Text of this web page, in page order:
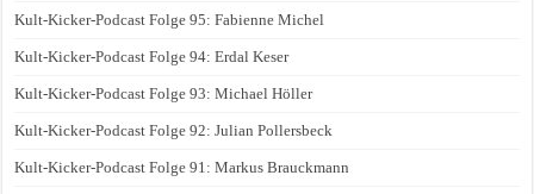
Kult-Kicker-Podcast Folge 95: Fabienne Michel
Kult-Kicker-Podcast Folge 94: Erdal Keser
Kult-Kicker-Podcast Folge 93: Michael Höller
Kult-Kicker-Podcast Folge 92: Julian Pollersbeck
Kult-Kicker-Podcast Folge 91: Markus Brauckmann